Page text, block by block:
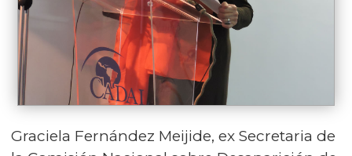
Graciela Fernández Meijide, ex Secretaria de